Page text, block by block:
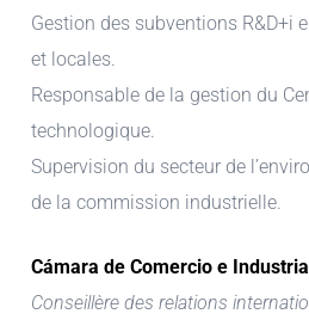
Gestion des subventions R&D+i
et locales.
Responsable de la gestion du
technologique.
Supervision du secteur de
de la commission industrielle.
Cámara de Comercio e
Conseillère des relations